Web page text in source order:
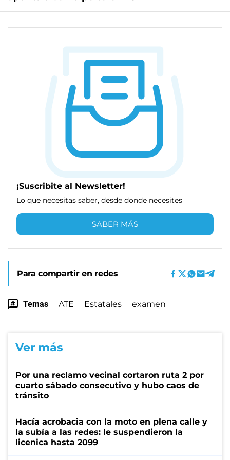
¡Suscribite al Newsletter!
Lo que necesitas saber, desde donde necesites
SABER MÁS
Para compartir en redes
Temas ATE Estatales examen
Ver más
Por una reclamo vecinal cortaron ruta 2 por
cuarto sábado consecutivo y hubo caos de
tránsito
Hacía acrobacia con la moto en plena calle y
la subía a las redes: le suspendieron la
licenica hasta 2099